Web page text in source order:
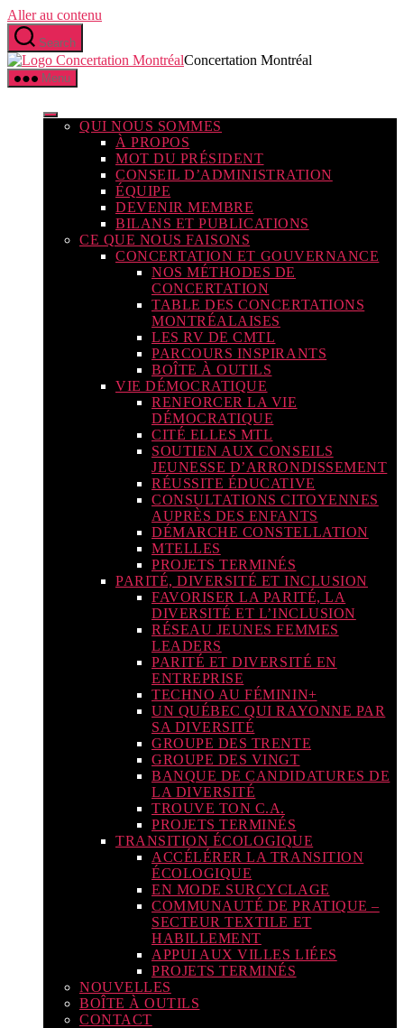
Aller au contenu
Search
Concertation Montréal
Menu
QUI NOUS SOMMES
À PROPOS
MOT DU PRÉSIDENT
CONSEIL D’ADMINISTRATION
ÉQUIPE
DEVENIR MEMBRE
BILANS ET PUBLICATIONS
CE QUE NOUS FAISONS
CONCERTATION ET GOUVERNANCE
NOS MÉTHODES DE
CONCERTATION
TABLE DES CONCERTATIONS
MONTRÉALAISES
LES RV DE CMTL
PARCOURS INSPIRANTS
BOÎTE À OUTILS
VIE DÉMOCRATIQUE
RENFORCER LA VIE
DÉMOCRATIQUE
CITÉ ELLES MTL
SOUTIEN AUX CONSEILS
JEUNESSE D’ARRONDISSEMENT
RÉUSSITE ÉDUCATIVE
CONSULTATIONS CITOYENNES
AUPRÈS DES ENFANTS
DÉMARCHE CONSTELLATION
MTELLES
PROJETS TERMINÉS
PARITÉ, DIVERSITÉ ET INCLUSION
FAVORISER LA PARITÉ, LA
DIVERSITÉ ET L’INCLUSION
RÉSEAU JEUNES FEMMES
LEADERS
PARITÉ ET DIVERSITÉ EN
ENTREPRISE
TECHNO AU FÉMININ+
UN QUÉBEC QUI RAYONNE PAR
SA DIVERSITÉ
GROUPE DES TRENTE
GROUPE DES VINGT
BANQUE DE CANDIDATURES DE
LA DIVERSITÉ
TROUVE TON C.A.
PROJETS TERMINÉS
TRANSITION ÉCOLOGIQUE
ACCÉLÉRER LA TRANSITION
ÉCOLOGIQUE
EN MODE SURCYCLAGE
COMMUNAUTÉ DE PRATIQUE –
SECTEUR TEXTILE ET
HABILLEMENT
APPUI AUX VILLES LIÉES
PROJETS TERMINÉS
NOUVELLES
BOÎTE À OUTILS
CONTACT